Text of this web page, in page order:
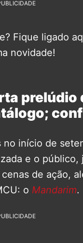
Fique ligado
novidade!
prelúdio
início de
e o público,
de ação,
o Mandarim.